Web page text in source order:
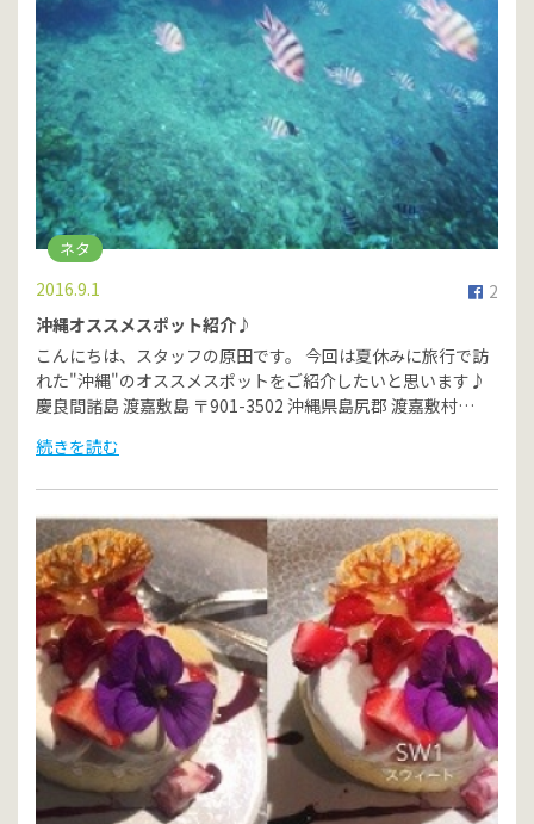
ネタ
2
2016.9.1
沖縄オススメスポット紹介♪
こんにちは、スタッフの原田です。 今回は夏休みに旅行で訪
れた"沖縄"のオススメスポットをご紹介したいと思います♪
慶良間諸島 渡嘉敷島 〒901-3502 沖縄県島尻郡 渡嘉敷村…
続きを読む